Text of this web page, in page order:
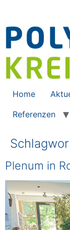
Home
Referenzen
Plenum in